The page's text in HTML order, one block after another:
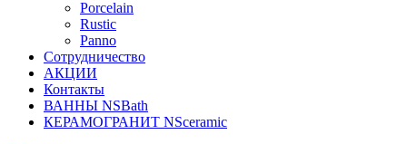
Porcelain
Rustic
Panno
Сотрудничество
АКЦИИ
Контакты
ВАННЫ NSBath
КЕРАМОГРАНИТ NSceramic